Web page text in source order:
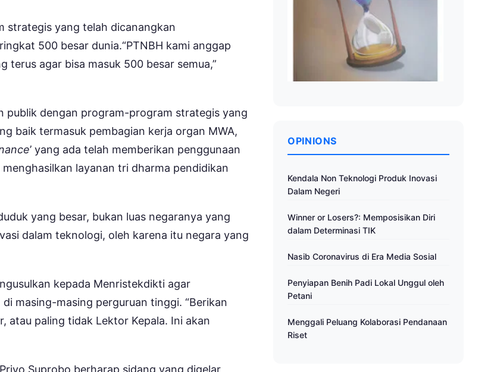
strategis yang telah dicanangkan
500 besar dunia.“PTNBH kami anggap
terus agar bisa masuk 500 besar semua,”
publik dengan program-program strategis yang
baik termasuk pembagian kerja organ MWA,
’ yang ada telah memberikan penggunaan
layanan tri dharma pendidikan
yang besar, bukan luas negaranya yang
dalam teknologi, oleh karena itu negara yang
kepada Menristekdikti agar
masing-masing perguruan tinggi. “Berikan
atau paling tidak Lektor Kepala. Ini akan
Suprobo berharap sidang yang digelar
OPINIONS
Kendala Non Teknologi Produk Inovasi
Dalam Negeri
Winner or Losers?: Memposisikan Diri
dalam Determinasi TIK
Nasib Coronavirus di Era Media Sosial
Penyiapan Benih Padi Lokal Unggul oleh
Petani
Menggali Peluang Kolaborasi Pendanaan
Riset